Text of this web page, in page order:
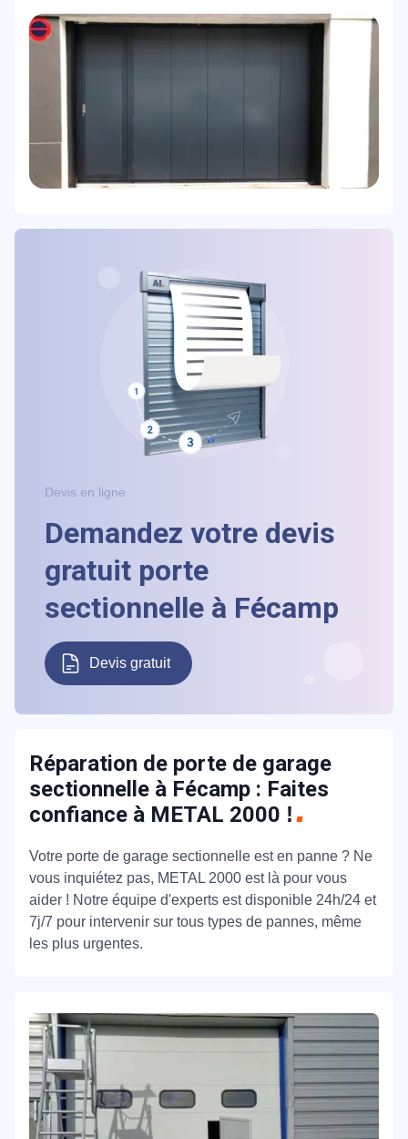
Devis en ligne
Demandez votre devis
gratuit porte
sectionnelle à Fécamp
Devis gratuit
Réparation de porte de garage
sectionnelle à Fécamp : Faites
confiance à METAL 2000 !
Votre porte de garage sectionnelle est en panne ? Ne
vous inquiétez pas, METAL 2000 est là pour vous
aider ! Notre équipe d'experts est disponible 24h/24 et
7j/7 pour intervenir sur tous types de pannes, même
les plus urgentes.